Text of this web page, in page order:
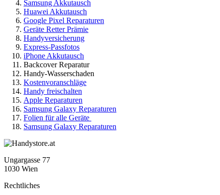
Samsung Akkutausch
Huawei Akkutausch
Google Pixel Reparaturen
Geräte Retter Prämie
Handyversicherung
Express-Passfotos
iPhone Akkutausch
Backcover Reparatur
Handy-Wasserschaden
Kostenvoranschläge
Handy freischalten
Apple Reparaturen
Samsung Galaxy Reparaturen
Folien für alle Geräte
Samsung Galaxy Reparaturen
Ungargasse 77
1030 Wien
Rechtliches